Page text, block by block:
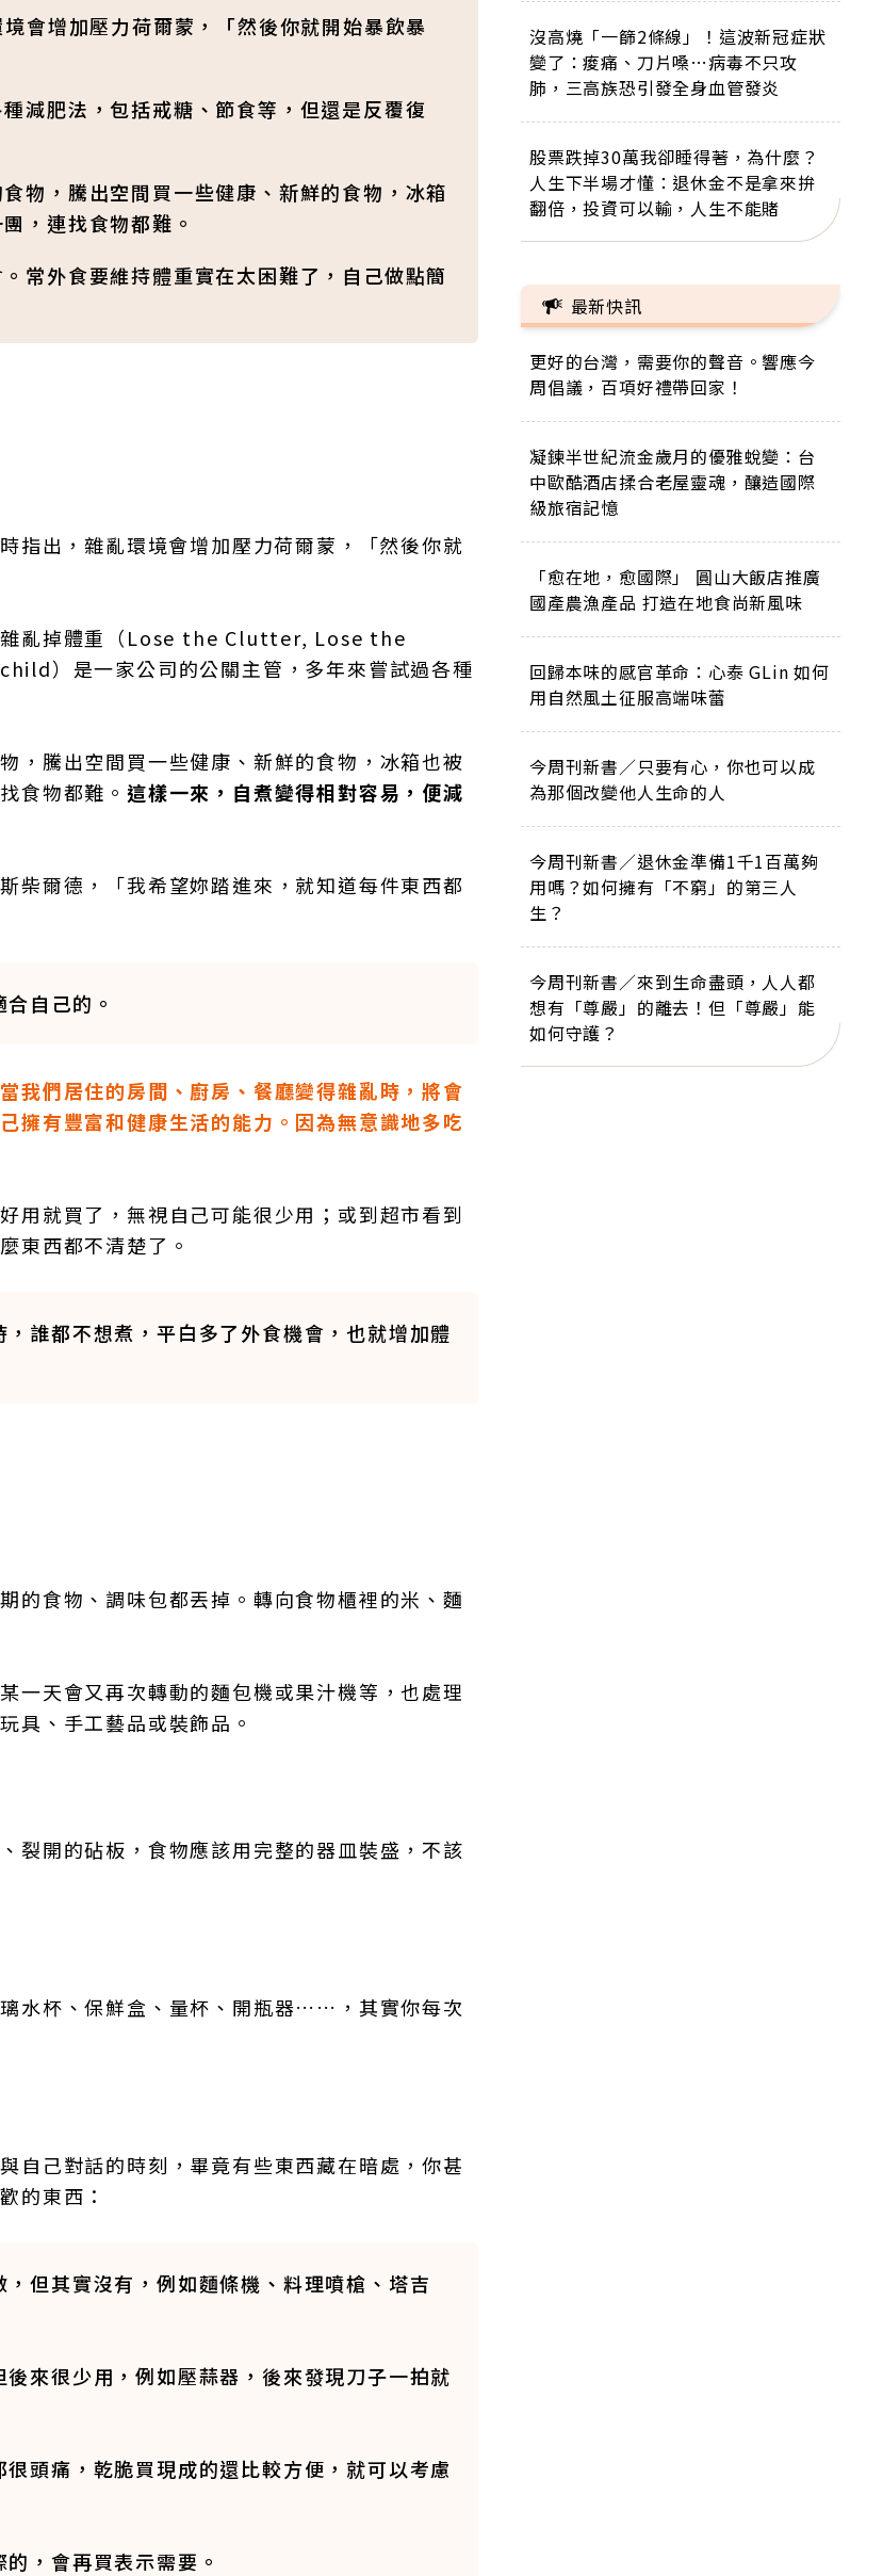
會增加壓力荷爾蒙，「然後你就開始暴飲暴
減肥法，包括戒糖、節食等，但還是反覆復
物，騰出空間買一些健康、新鮮的食物，冰箱
，連找食物都難。
常外食要維持體重實在太困難了，自己做點簡
指出，雜亂環境會增加壓力荷爾蒙，「然後你就
雜亂掉體重（Lose the Clutter, Lose the
）是一家公司的公關主管，多年來嘗試過各種
，騰出空間買一些健康、新鮮的食物，冰箱也被
食物都難。 這樣一來，自煮變得相對容易，便減
柴爾德，「我希望妳踏進來，就知道每件東西都
自己的。
當我們居住的房間、廚房、餐廳變得雜亂時，將會
擁有豐富和健康生活的能力。因為無意識地多吃
用就買了，無視自己可能很少用；或到超市看到
東西都不清楚了。
誰都不想煮，平白多了外食機會，也就增加體
的食物、調味包都丟掉。轉向食物櫃裡的米、麵
一天會又再次轉動的麵包機或果汁機等，也處理
具、手工藝品或裝飾品。
裂開的砧板，食物應該用完整的器皿裝盛，不該
水杯、保鮮盒、量杯、開瓶器……，其實你每次
自己對話的時刻，畢竟有些東西藏在暗處，你甚
的東西：
但其實沒有，例如麵條機、料理噴槍、塔吉
來很少用，例如壓蒜器，後來發現刀子一拍就
頭痛，乾脆買現成的還比較方便，就可以考慮
，會再買表示需要。
沒高燒「一篩2條線」！這波新冠症狀
變了：痠痛、刀片嗓…病毒不只攻
肺，三高族恐引發全身血管發炎
股票跌掉30萬我卻睡得著，為什麼？
人生下半場才懂：退休金不是拿來拚
翻倍，投資可以輸，人生不能賭
最新快訊
更好的台灣，需要你的聲音。響應今
周倡議，百項好禮帶回家！
凝鍊半世紀流金歲月的優雅蛻變：台
中歐酷酒店揉合老屋靈魂，釀造國際
級旅宿記憶
「愈在地，愈國際」 圓山大飯店推廣
國產農漁產品 打造在地食尚新風味
回歸本味的感官革命：心泰 GLin 如何
用自然風土征服高端味蕾
今周刊新書／只要有心，你也可以成
為那個改變他人生命的人
今周刊新書／退休金準備1千1百萬夠
用嗎？如何擁有「不窮」的第三人
生？
今周刊新書／來到生命盡頭，人人都
想有「尊嚴」的離去！但「尊嚴」能
如何守護？